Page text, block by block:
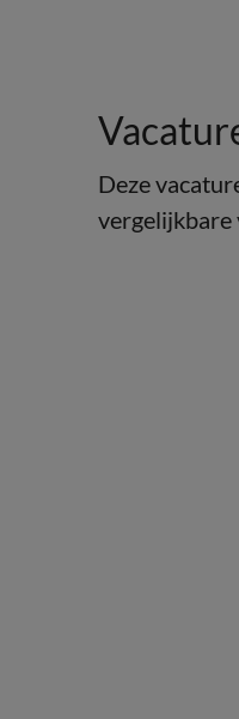
Deze
vergelijkbare